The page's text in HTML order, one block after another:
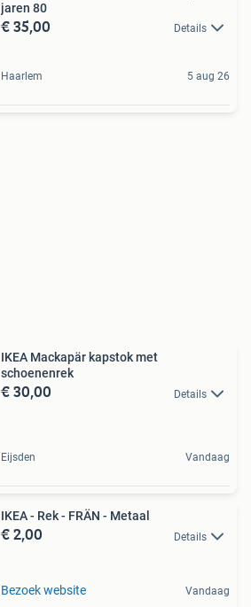
jaren 80
€ 35,00 Details
Haarlem 5 aug 26
IKEA Mackapär kapstok met
schoenenrek
€ 30,00 Details
Eijsden Vandaag
IKEA - Rek - FRÄN - Metaal
€ 2,00 Details
Bezoek website Vandaag